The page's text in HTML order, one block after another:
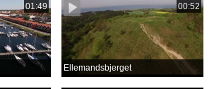
01:49 00:52
Ellemandsbjerget